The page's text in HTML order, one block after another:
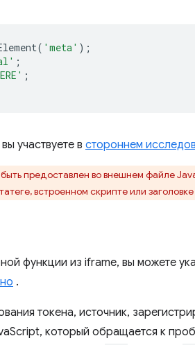
( 'meta' );
;
;
участвуете в стороннем
предоставлен во внешнем файле
встроенном скрипте или заголовке
функции из iframe, вы можете
.
токена, источник,
который обращается к